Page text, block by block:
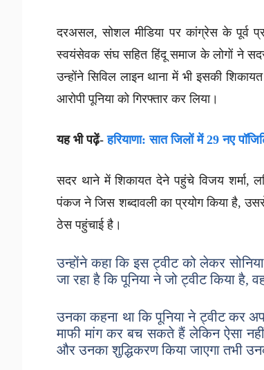
दरअसल, सोशल मीडिया पर कांग्रेस के पूर्व
स्वयंसेवक संघ सहित हिंदू समाज के लोगों ने
उन्होंने सिविल लाइन थाना में भी इसकी
आरोपी पूनिया को गिरफ्तार कर लिया।
यह भी पढ़ें-हरियाणा: सात जिलों में 29 नए
सदर थाने में शिकायत देने पहुंचे विजय शर्मा,
पंकज ने जिस शब्दावली का प्रयोग किया है,
ठेस पहुंचाई है।
उन्होंने कहा कि इस ट्वीट को लेकर
जा रहा है कि पूनिया ने जो ट्वीट किया है,
उनका कहना था कि पूनिया ने ट्वीट कर
माफी मांग कर बच सकते हैं लेकिन ऐसा नहीं
और उनका शुद्धिकरण किया जाएगा तभी